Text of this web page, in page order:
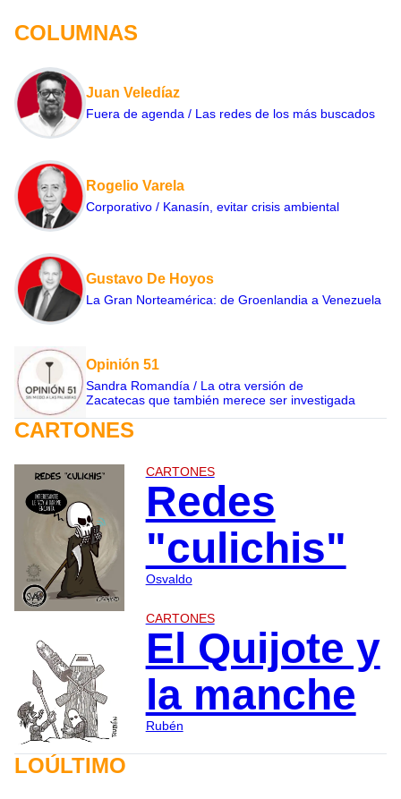
COLUMNAS
Juan Veledíaz
Fuera de agenda / Las redes de los más buscados
Rogelio Varela
Corporativo / Kanasín, evitar crisis ambiental
Gustavo De Hoyos
La Gran Norteamérica: de Groenlandia a Venezuela
Opinión 51
Sandra Romandía / La otra versión de
Zacatecas que también merece ser investigada
CARTONES
CARTONES
Redes
"culichis"
Osvaldo
CARTONES
El Quijote y
la manche
Rubén
LOÚLTIMO